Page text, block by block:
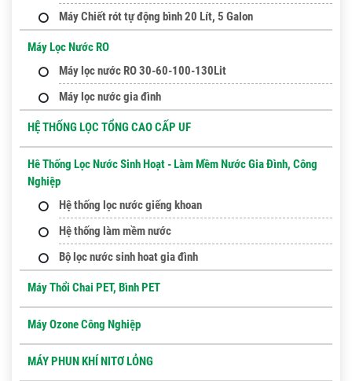
Máy Chiết rót tự động bình 20 Lít, 5 Galon
Máy Lọc Nước RO
Máy lọc nước RO 30-60-100-130Lit
Máy lọc nước gia đình
HỆ THỐNG LỌC TỔNG CAO CẤP UF
Hê Thống Lọc Nước Sinh Hoạt - Làm Mềm Nước Gia Đình, Công
Nghiệp
Hệ thống lọc nước giếng khoan
Hệ thống làm mềm nước
Bộ lọc nước sinh hoat gia đình
Máy Thổi Chai PET, Bình PET
Máy Ozone Công Nghiệp
MÁY PHUN KHÍ NITƠ LỎNG